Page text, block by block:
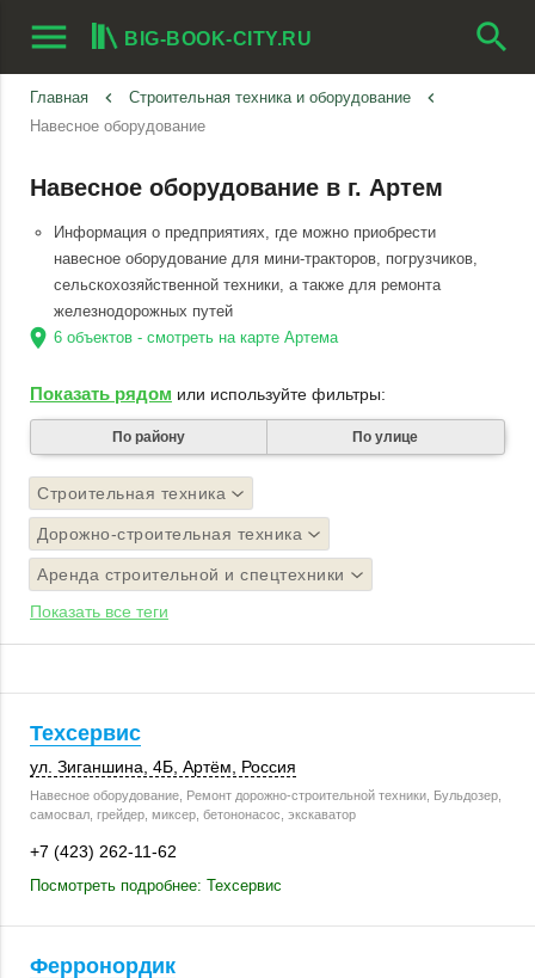
menu BIG-BOOK-CITY.RU search
Главная keyboard_arrow_left Строительная техника и оборудование keyboard_arrow_left
Навесное оборудование
Навесное оборудование в г. Артем
Информация о предприятиях, где можно приобрести
навесное оборудование для мини-тракторов, погрузчиков,
сельскохозяйственной техники, а также для ремонта
железнодорожных путей
location_on 6 объектов - смотреть на карте Артема
Показать рядом или используйте фильтры:
По району По улице
Строительная техника
Дорожно-строительная техника
Аренда строительной и спецтехники
Показать все теги
Техсервис
ул. Зиганшина, 4Б Артём Россия
Навесное оборудование, Ремонт дорожно-строительной техники, Бульдозер,
самосвал, грейдер, миксер, бетононасос, экскаватор
+7 (423) 262-11-62
Посмотреть подробнее: Техсервис
Ферронордик